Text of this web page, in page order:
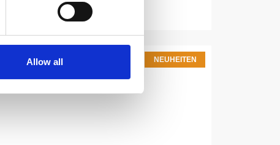
Allow all NEUHEITEN